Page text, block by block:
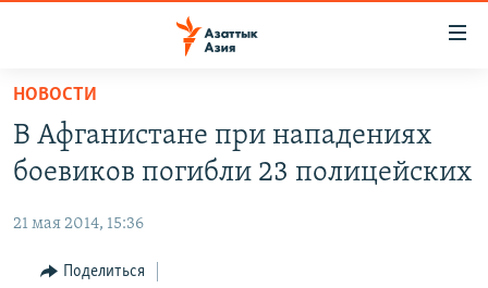
Вернуться
основному
содержанию
навигации
ЦЕНТРАЛЬНАЯ АЗИЯ
КАЗАХСТАН
УЗБЕКИСТАН
ТАДЖИКИСТАН
НОВОСТИ
НА ДРУГИХ ЯЗЫКАХ
ҚАЗАҚША
НОВОСТИ
В Афганистане при нападениях
боевиков погибли 23 полицейских
21 мая 2014, 15:36
Поделиться